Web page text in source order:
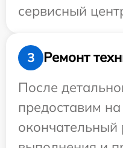
сервисный
3
Ремонт
После
предоставим
окончательный